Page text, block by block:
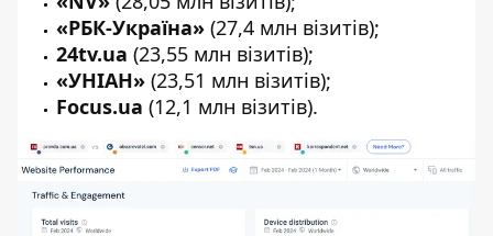
«РБК-Україна» (27,4 млн візитів);
24tv.ua (23,55 млн візитів);
«УНІАН» (23,51 млн візитів);
Focus.ua (12,1 млн візитів).